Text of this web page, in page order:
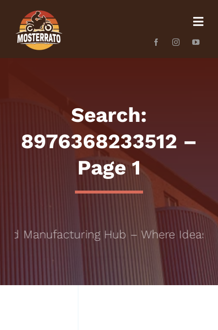
content
Search:
8976368233512 –
Page 1
Manufacturing Hub – Where Ideas